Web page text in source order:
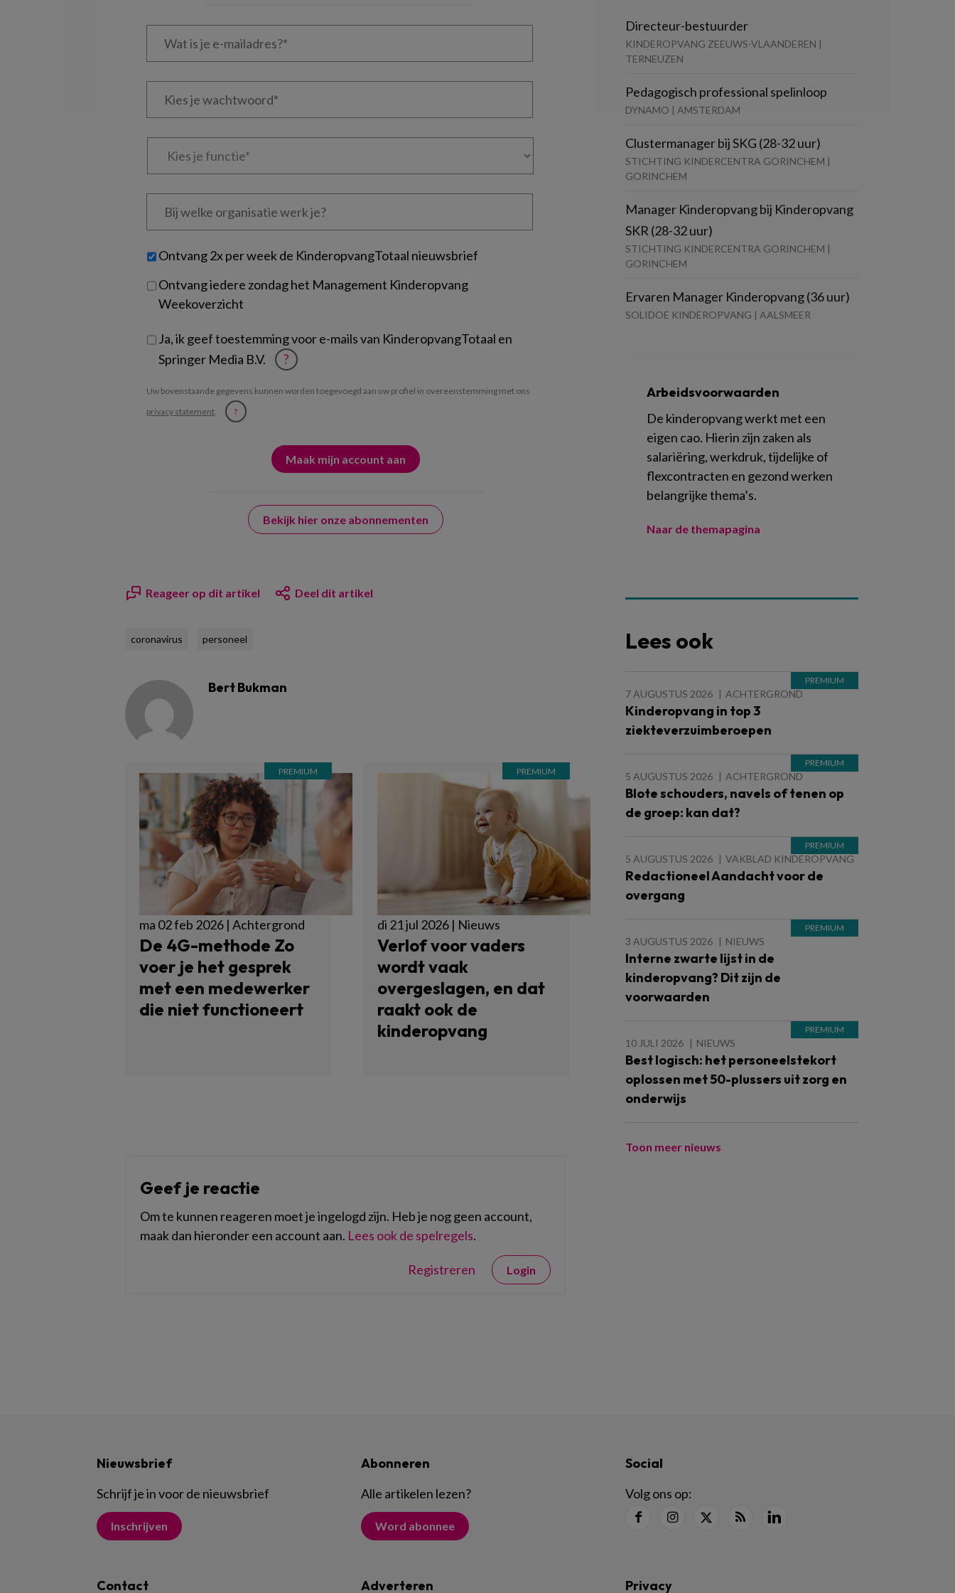
Wat
Kies
Kies
Bij
welke
je?
Untitled
Ontvang 2x per week de KinderopvangTotaal nieuwsbrief
Ontvang iedere zondag het Management Kinderopvang
Weekoverzicht
Ja, ik geef toestemming voor e-mails van KinderopvangTotaal en
Springer Media B.V.
?
Uw bovenstaande gegevens kunnen worden toegevoegd aan uw profiel in overeenstemming met ons
privacy statement. ?
Bekijk hier onze abonnementen
Reageer op dit artikel Deel dit artikel
coronavirus personeel
Bert Bukman
ma 02 feb 2026 | Achtergrond
De 4G-methode Zo
voer je het gesprek
met een medewerker
die niet functioneert
di 21 jul 2026 | Nieuws
Verlof voor vaders
wordt vaak
overgeslagen, en dat
raakt ook de
kinderopvang
Geef je reactie
Om te kunnen reageren moet je ingelogd zijn. Heb je nog geen account,
maak dan hieronder een account aan. Lees ook de spelregels.
Registreren Login
Directeur-bestuurder
KINDEROPVANG ZEEUWS-VLAANDEREN |
TERNEUZEN
Pedagogisch professional spelinloop
DYNAMO | AMSTERDAM
Clustermanager bij SKG (28-32 uur)
STICHTING KINDERCENTRA GORINCHEM |
GORINCHEM
Manager Kinderopvang bij Kinderopvang
SKR (28-32 uur)
STICHTING KINDERCENTRA GORINCHEM |
GORINCHEM
Ervaren Manager Kinderopvang (36 uur)
SOLIDOE KINDEROPVANG | AALSMEER
Arbeidsvoorwaarden
De kinderopvang werkt met een
eigen cao. Hierin zijn zaken als
salariëring, werkdruk, tijdelijke of
flexcontracten en gezond werken
belangrijke thema’s.
Naar de themapagina
Lees ook
7 AUGUSTUS 2026 ACHTERGROND
Kinderopvang in top 3
ziekteverzuimberoepen
5 AUGUSTUS 2026 ACHTERGROND
Blote schouders, navels of tenen op
de groep: kan dat?
5 AUGUSTUS 2026 VAKBLAD KINDEROPVANG
Redactioneel Aandacht voor de
overgang
3 AUGUSTUS 2026 NIEUWS
Interne zwarte lijst in de
kinderopvang? Dit zijn de
voorwaarden
10 JULI 2026 NIEUWS
Best logisch: het personeelstekort
oplossen met 50-plussers uit zorg en
onderwijs
Toon meer nieuws
Nieuwsbrief
Schrijf je in voor de nieuwsbrief
Inschrijven
Abonneren
Alle artikelen lezen?
Word abonnee
Social
Volg ons op:
Contact Adverteren Privacy